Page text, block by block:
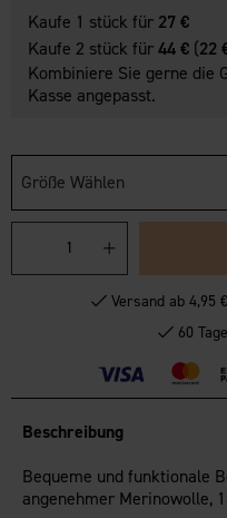
Kaufe 1 stück für 27 €
Kaufe 2 stück für44 € (22
Kombiniere Sie gerne die
Kasse angepasst.
Größe Wählen
Versand ab 4,95
60
Beschreibung
Bequeme und funktionale
angenehmer Merinowolle,